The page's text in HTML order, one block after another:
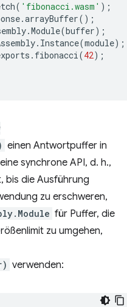
( 'fibonacci.wasm' );
.arrayBuffer();
.Module(buffer);
. Instance(module);
. fibonacci(42);
einen Antwortpuffer in
synchrone API, d. h.,
bis die Ausführung
zu erschweren,
für Puffer, die
zu umgehen,
verwenden: